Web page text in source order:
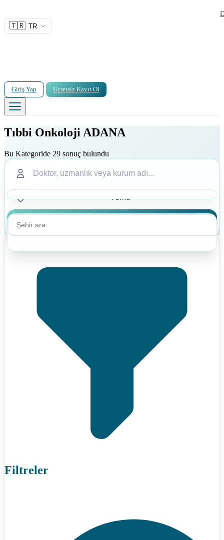
🇹🇷 TR
Giriş Yap Ücretsiz Kayıt Ol
Tıbbi Onkoloji ADANA
Bu Kategoride 29 sonuç bulundu
Filtreler